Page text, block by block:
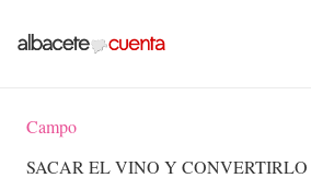
Campo
SACAR EL VINO Y